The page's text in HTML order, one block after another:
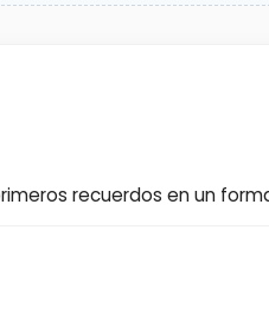
recuerdos en un